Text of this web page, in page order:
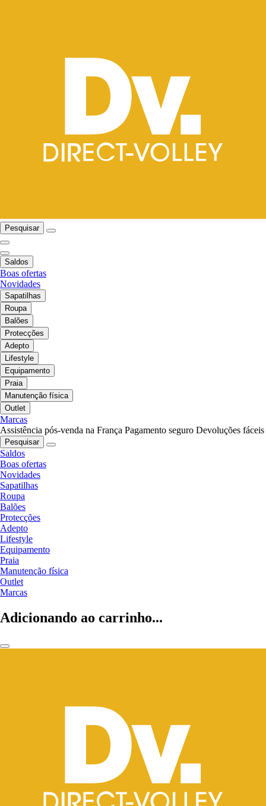
Pesquisar
Saldos
Boas ofertas
Novidades
Sapatilhas
Roupa
Balões
Protecções
Adepto
Lifestyle
Equipamento
Praia
Manutenção física
Outlet
Marcas
Assistência pós-venda na França Pagamento seguro Devoluções fáceis
Pesquisar
Saldos
Boas ofertas
Novidades
Sapatilhas
Roupa
Balões
Protecções
Adepto
Lifestyle
Equipamento
Praia
Manutenção física
Outlet
Marcas
Adicionando ao carrinho...